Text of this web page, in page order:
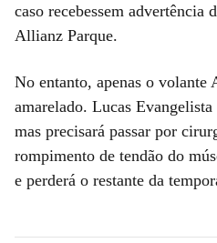
caso recebessem
Allianz Parque.
No entanto, apenas o
amarelado. Lucas
mas precisará passar por
rompimento de tendão do
e perderá o restante da